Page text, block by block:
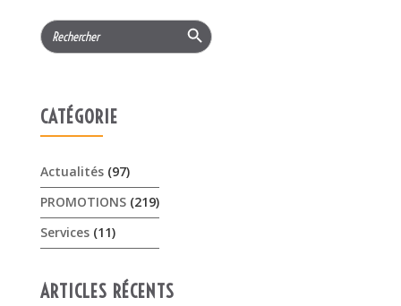
Search
for:
Search Button
CATÉGORIE
Actualités(97)
PROMOTIONS(219)
Services(11)
ARTICLES RÉCENTS